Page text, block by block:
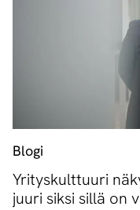
Blogi
Yrityskulttuuri
juuri siksi sillä on